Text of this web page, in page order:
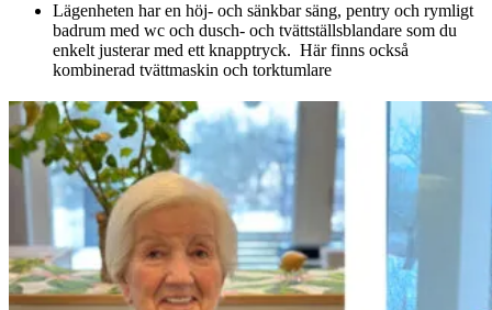
Lägenheten har en höj- och sänkbar säng, pentry och rymligt
badrum med wc och dusch- och tvättställsblandare som du
enkelt justerar med ett knapptryck. Här finns också
kombinerad tvättmaskin och torktumlare